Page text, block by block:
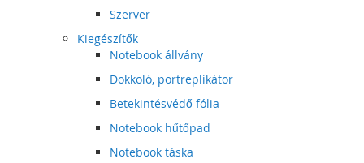
Szerver
Kiegészítők
Notebook állvány
Dokkoló, portreplikátor
Betekintésvédő fólia
Notebook hűtőpad
Notebook táska